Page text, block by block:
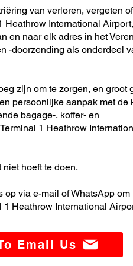
van verloren, vergeten of
Heathrow International
en naar elk adres in het
-doorzending als onderdeel
zijn om te zorgen, en groot
persoonlijke aanpak met de
bagage-, koffer- en
1 Heathrow
hoeft te doen.
via e-mail of WhatsApp om
Heathrow International
Email Us